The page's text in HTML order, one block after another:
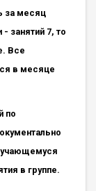
за месяц
занятий 7, то
Все
в месяце
по
в группе.